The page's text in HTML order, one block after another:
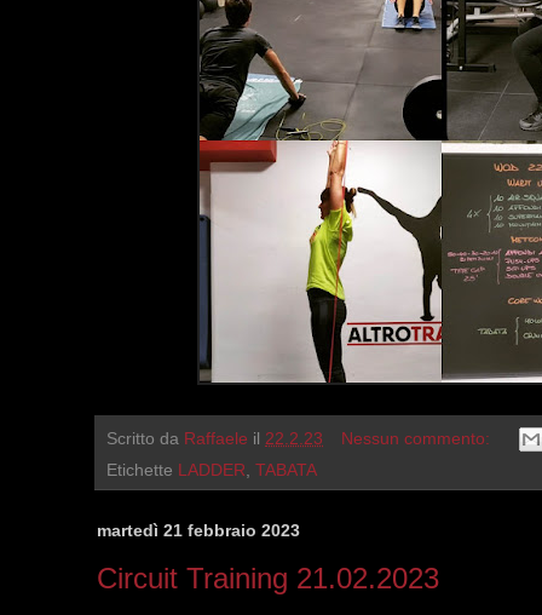
Scritto da Raffaele il 22.2.23
Nessun commento:
Etichette LADDER, TABATA
martedì 21 febbraio 2023
Circuit Training 21.02.2023